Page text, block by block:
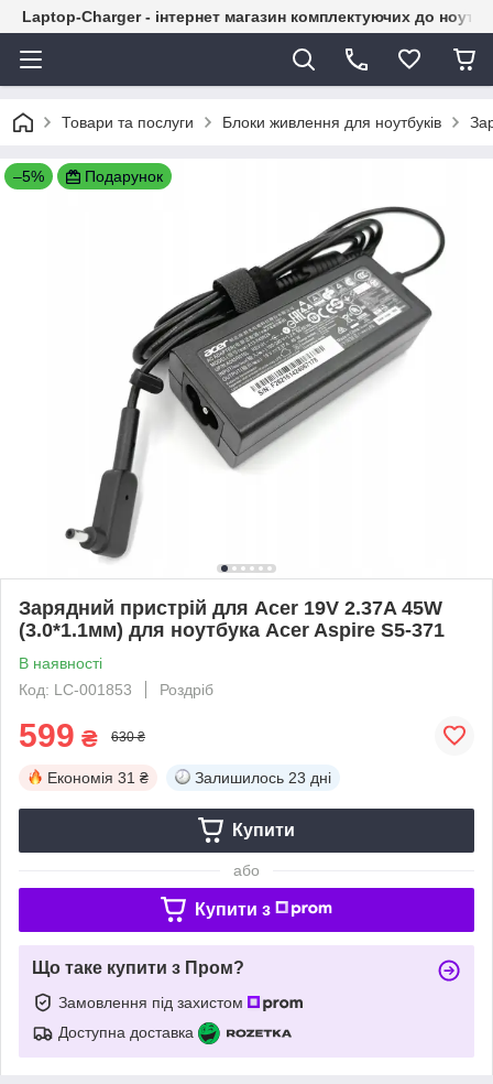
Laptop-Charger - інтернет магазин комплектуючих до
Товари та послуги Блоки живлення для ноутбуків
–5% Подарунок
Зарядний пристрій для Acer 19V 2.37A 45W
(3.0*1.1мм) для ноутбука Acer Aspire S5-371
В наявності
Код: LC-001853
Роздріб
599 ₴ 630 ₴
Економія 31 ₴ Залишилось 23 дні
Купити
або
Купити з
Що таке купити з Пром?
Замовлення під захистом
Доступна доставка